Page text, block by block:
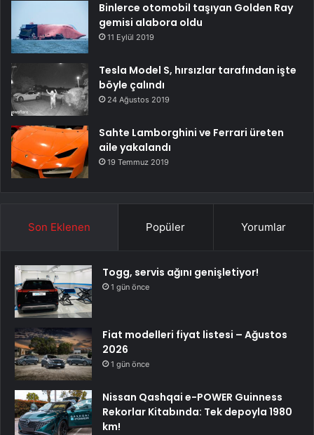
Binlerce otomobil taşıyan Golden Ray
gemisi alabora oldu
11 Eylül 2019
Tesla Model S, hırsızlar tarafından işte
böyle çalındı
24 Ağustos 2019
Sahte Lamborghini ve Ferrari üreten
aile yakalandı
19 Temmuz 2019
Son Eklenen Popüler Yorumlar
Togg, servis ağını genişletiyor!
1 gün önce
Fiat modelleri fiyat listesi – Ağustos
2026
1 gün önce
Nissan Qashqai e-POWER Guinness
Rekorlar Kitabında: Tek depoyla 1980
km!